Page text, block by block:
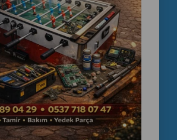
servis kontrolünden geçmiş langırt
için güvenilir bir yatırım sağlar.
535 989 04 29
537 718 07 47
langırt masası
masası fiyatları